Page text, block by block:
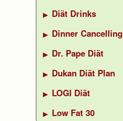
Diät Drinks
Dinner Cancelling
Dr. Pape Diät
Dukan Diät Plan
LOGI Diät
Low Fat 30